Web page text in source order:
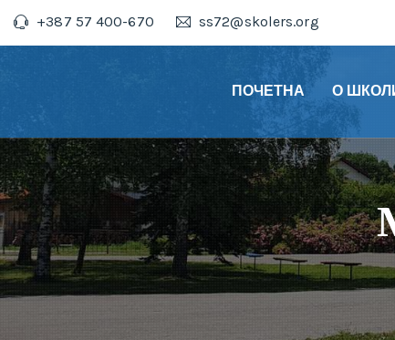
+387 57 400-670 ss72@skolers.org
ПОЧЕТНА О